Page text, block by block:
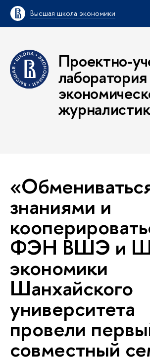
Высшая школа экономики
Проектно-
лаборатория
знаниями и
ФЭН ВШЭ и
экономики
Шанхайского
университета
провели
совместный